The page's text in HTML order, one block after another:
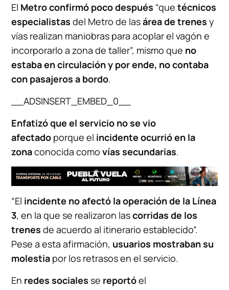
El Metro confirmó poco después “quetécnicos
especialistasdel Metro de lasárea de trenes y
vías realizan maniobras para acoplar el vagón e
incorporarlo a zona de taller”, mismo que no
estaba en circulación y por ende, no contaba
con pasajeros a bordo.
__ADSINSERT_EMBED_0__
Enfatizó que el servicio no se vio
afectado porque el incidente ocurrió en la
zonaconocida comovías secundarias.
“El incidente no afectó la operación de la Línea
3, en la que se realizaron lascorridas de los
trenes de acuerdo al itinerario establecido”.
Pese a esta afirmación, usuarios mostraban su
molestia por los retrasos en el servicio.
En redes sociales se reportóel